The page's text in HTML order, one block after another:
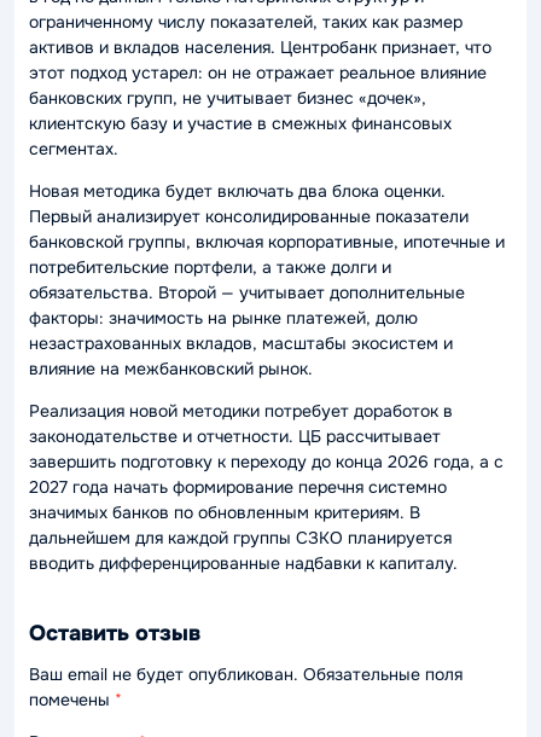
ограниченному числу показателей, таких как размер
активов и вкладов населения. Центробанк признает, что
этот подход устарел: он не отражает реальное влияние
банковских групп, не учитывает бизнес «дочек»,
клиентскую базу и участие в смежных финансовых
сегментах.
Новая методика будет включать два блока оценки.
Первый анализирует консолидированные показатели
банковской группы, включая корпоративные, ипотечные и
потребительские портфели, а также долги и
обязательства. Второй — учитывает дополнительные
факторы: значимость на рынке платежей, долю
незастрахованных вкладов, масштабы экосистем и
влияние на межбанковский рынок.
Реализация новой методики потребует доработок в
законодательстве и отчетности. ЦБ рассчитывает
завершить подготовку к переходу до конца 2026 года, а с
2027 года начать формирование перечня системно
значимых банков по обновленным критериям. В
дальнейшем для каждой группы СЗКО планируется
вводить дифференцированные надбавки к капиталу.
Оставить отзыв
Ваш email не будет опубликован. Обязательные поля
помечены *